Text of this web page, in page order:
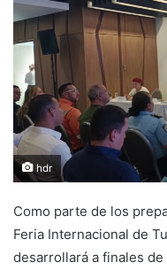
hdr
Como parte de los
Feria Internacional de
desarrollará a finales